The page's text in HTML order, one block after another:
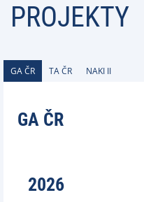
PROJEKTY
GA ČR TA ČR NAKI II
GA ČR
2026